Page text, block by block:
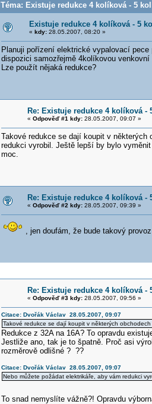
Téma: Existuje redukce 4 kolíková - 5
Existuje redukce 4 kolíková - 5
« kdy:28.05.2007, 08:20 »
Planuji pořízení elektrické vypalovací
dispozici samozřejmě 4kolíkovou
Lze použít nějaká redukce?
Re: Existuje redukce 4 kolíková -
« Odpověď #1 kdy:28.05.2007, 09:07 »
Takové redukce se dají koupit v některých
redukci vyrobil. Ještě lepší by bylo
moc.
Re: Existuje redukce 4 kolíková -
« Odpověď #2 kdy:28.05.2007, 09:39 »
, jen doufám, že bude takový
Re: Existuje redukce 4 kolíková -
« Odpověď #3 kdy:28.05.2007, 09:56 »
Citace: Dvořák Václav 28.05.2007, 09:07
Takové redukce se dají koupit v některých
Redukce z 32A na 16A? To opravdu
Jestliže ano, tak je to špatně. Proč asi
rozměrově odlišné ? ??
Citace: Dvořák Václav 28.05.2007, 09:07
Nebo můžete požádat elektrikáře, aby vám redukci
To snad nemyslíte vážně?! Opravdu